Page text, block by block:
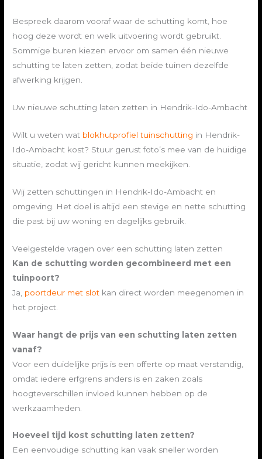
Bespreek daarom vooraf waar de schutting komt, hoe
hoog deze wordt en welk uitvoering wordt gebruikt.
Sommige buren kiezen ervoor om samen één nieuwe
schutting te laten zetten, zodat beide tuinen dezelfde
afwerking krijgen.
Uw nieuwe schutting laten zetten in Hendrik-Ido-Ambacht
Wilt u weten wat blokhutprofiel tuinschutting in Hendrik-
Ido-Ambacht kost? Stuur gerust foto’s mee van de huidige
situatie, zodat wij gericht kunnen meekijken.
Wij zetten schuttingen in Hendrik-Ido-Ambacht en
omgeving. Het doel is altijd een stevige en nette schutting
die past bij uw woning en dagelijks gebruik.
Veelgestelde vragen over een schutting laten zetten
Kan de schutting worden gecombineerd met een
tuinpoort?
Ja, poortdeur met slot kan direct worden meegenomen in
het project.
Waar hangt de prijs van een schutting laten zetten
vanaf?
Voor een duidelijke prijs is een offerte op maat verstandig,
omdat iedere erfgrens anders is en zaken zoals
hoogteverschillen invloed kunnen hebben op de
werkzaamheden.
Hoeveel tijd kost schutting laten zetten?
Een eenvoudige schutting kan vaak sneller worden